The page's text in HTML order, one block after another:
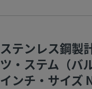
ステンレス鋼製
ツ・ステム（バ
インチ・サイズ